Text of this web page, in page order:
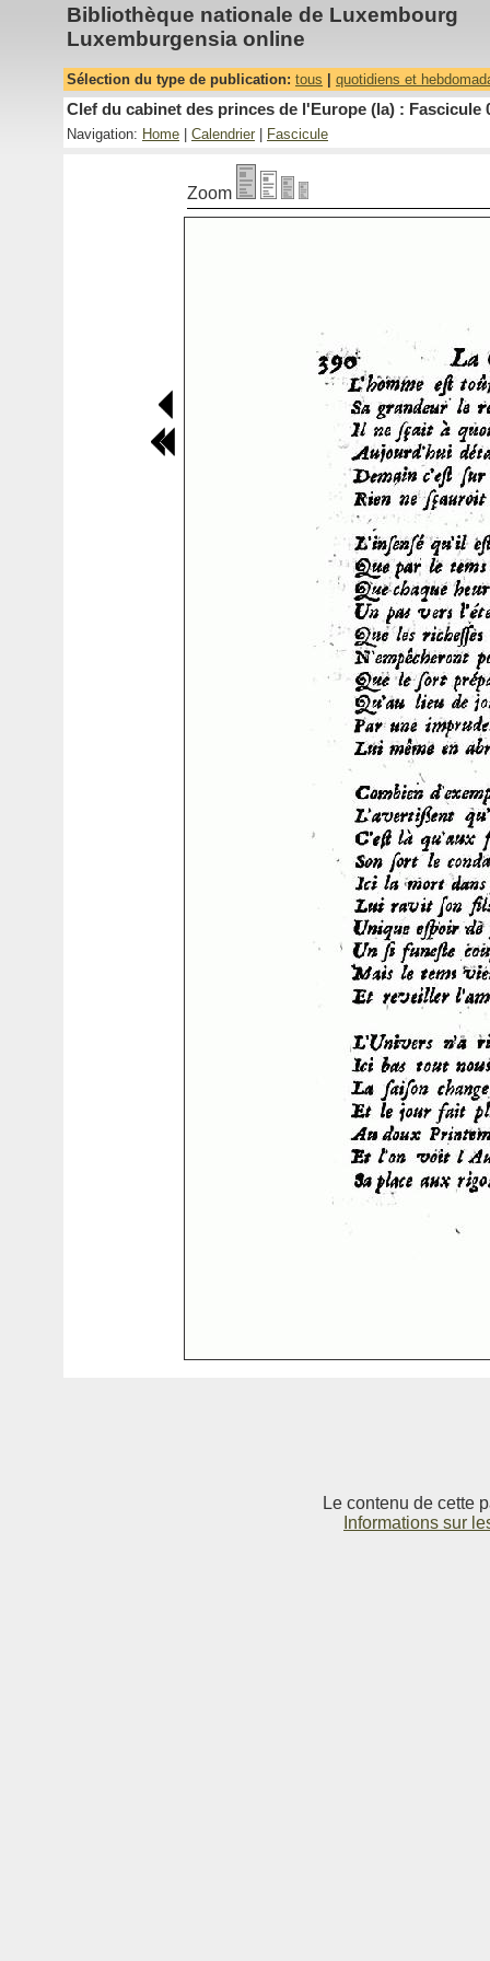
Bibliothèque nationale de Luxembourg
Luxemburgensia online
Sélection du type de publication: tous quotidiens et
Clef du cabinet des princes de l'Europe (la) : Fascicule
Navigation: Home Calendrier Fascicule
Zoom
Le contenu de cette
Informations sur